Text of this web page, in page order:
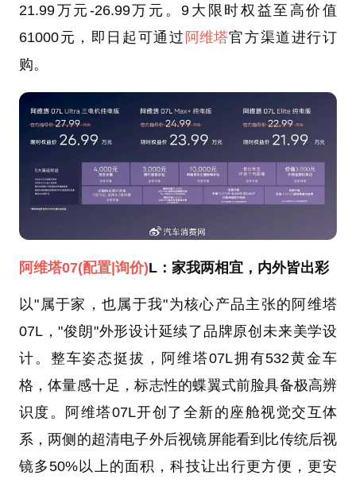
21.99万元-26.99万元。9大限时权益至高价值
61000元，即日起可通过 阿维塔官方渠道进行订
购。
阿维塔07(配置|询价)L：家我两相宜，内外皆出彩
以"属于家，也属于我"为核心产品主张的阿维塔
07L，"俊朗"外形设计延续了品牌原创未来美学设
计。整车姿态挺拔，阿维塔07L拥有532黄金车
格，体量感十足，标志性的蝶翼式前脸具备极高辨
识度。阿维塔07L开创了全新的座舱视觉交互体
系，两侧的超清电子外后视镜屏能看到比传统后视
镜多50%以上的面积，科技让出行更方便，更安